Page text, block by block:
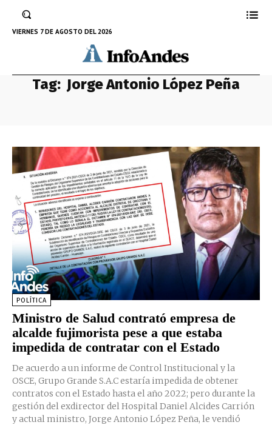
VIERNES 7 DE AGOSTO DEL 2026
Tag: Jorge Antonio López Peña
POLÍTICA
Ministro de Salud contrató empresa de
alcalde fujimorista pese a que estaba
impedida de contratar con el Estado
De acuerdo a un informe de Control Institucional y la
OSCE, Grupo Grande S.A.C estaría impedida de obtener
contratos con el Estado hasta el año 2022; pero durante la
gestión del exdirector del Hospital Daniel Alcides Carrión
y actual ministro, Jorge Antonio López Peña, le vendió